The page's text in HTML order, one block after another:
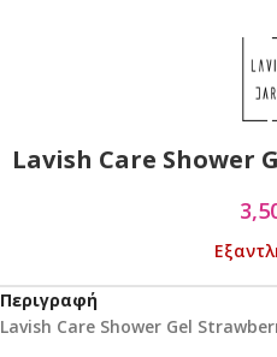
Lavish Care Shower
Περιγραφή
Lavish Care Shower Gel